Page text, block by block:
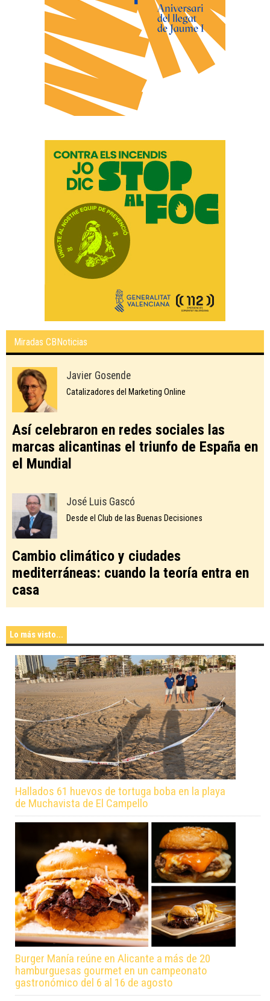
Miradas CBNoticias
Javier Gosende
Catalizadores del Marketing Online
Así celebraron en redes sociales las
marcas alicantinas el triunfo de España en
el Mundial
José Luis Gascó
Desde el Club de las Buenas Decisiones
Cambio climático y ciudades
mediterráneas: cuando la teoría entra en
casa
Lo más visto...
Hallados 61 huevos de tortuga boba en la playa
de Muchavista de El Campello
Burger Manía reúne en Alicante a más de 20
hamburguesas gourmet en un campeonato
gastronómico del 6 al 16 de agosto